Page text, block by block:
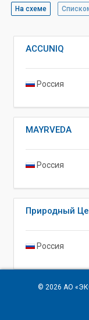
На схеме
ACCUNIQ
Россия
MAYRVEDA
Россия
Природный
Россия
© 2026 АО